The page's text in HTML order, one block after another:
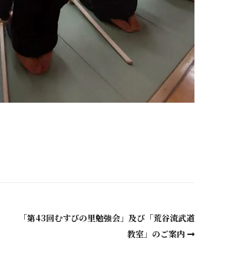
「第43回むすびの里勉強会」及び「荒谷流武道
教室」のご案内